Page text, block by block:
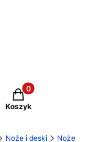
Produkty w
Koszyk
Noże i deski Noże